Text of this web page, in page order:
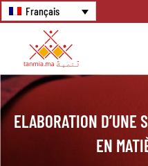
Français
ELABORATION D’UNE
EN